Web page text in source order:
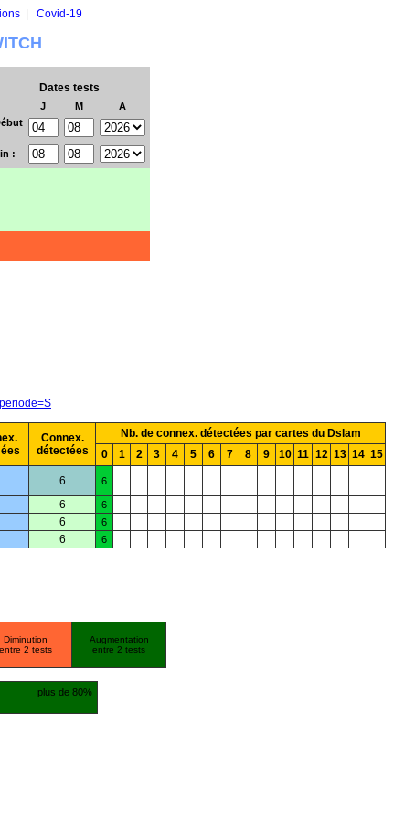
| Covid-19
Dates tests
J M
A
:
Connex.
détectées
Nb. de connex. détectées par cartes du Dslam
0
1 2 3 4 5 6 7 8 9 10 11 12 13 14 15
6 6
6
6
6
6
6 6
Diminution
entre 2 tests
Augmentation
entre 2 tests
plus de 80%